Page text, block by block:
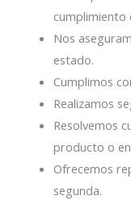
cumplimiento
Nos
estado.
Cumplimos
Realizamos
Resolvemos
producto o
Ofrecemos
segunda.